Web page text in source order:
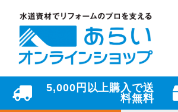
5,000円以上購入で送
料無料